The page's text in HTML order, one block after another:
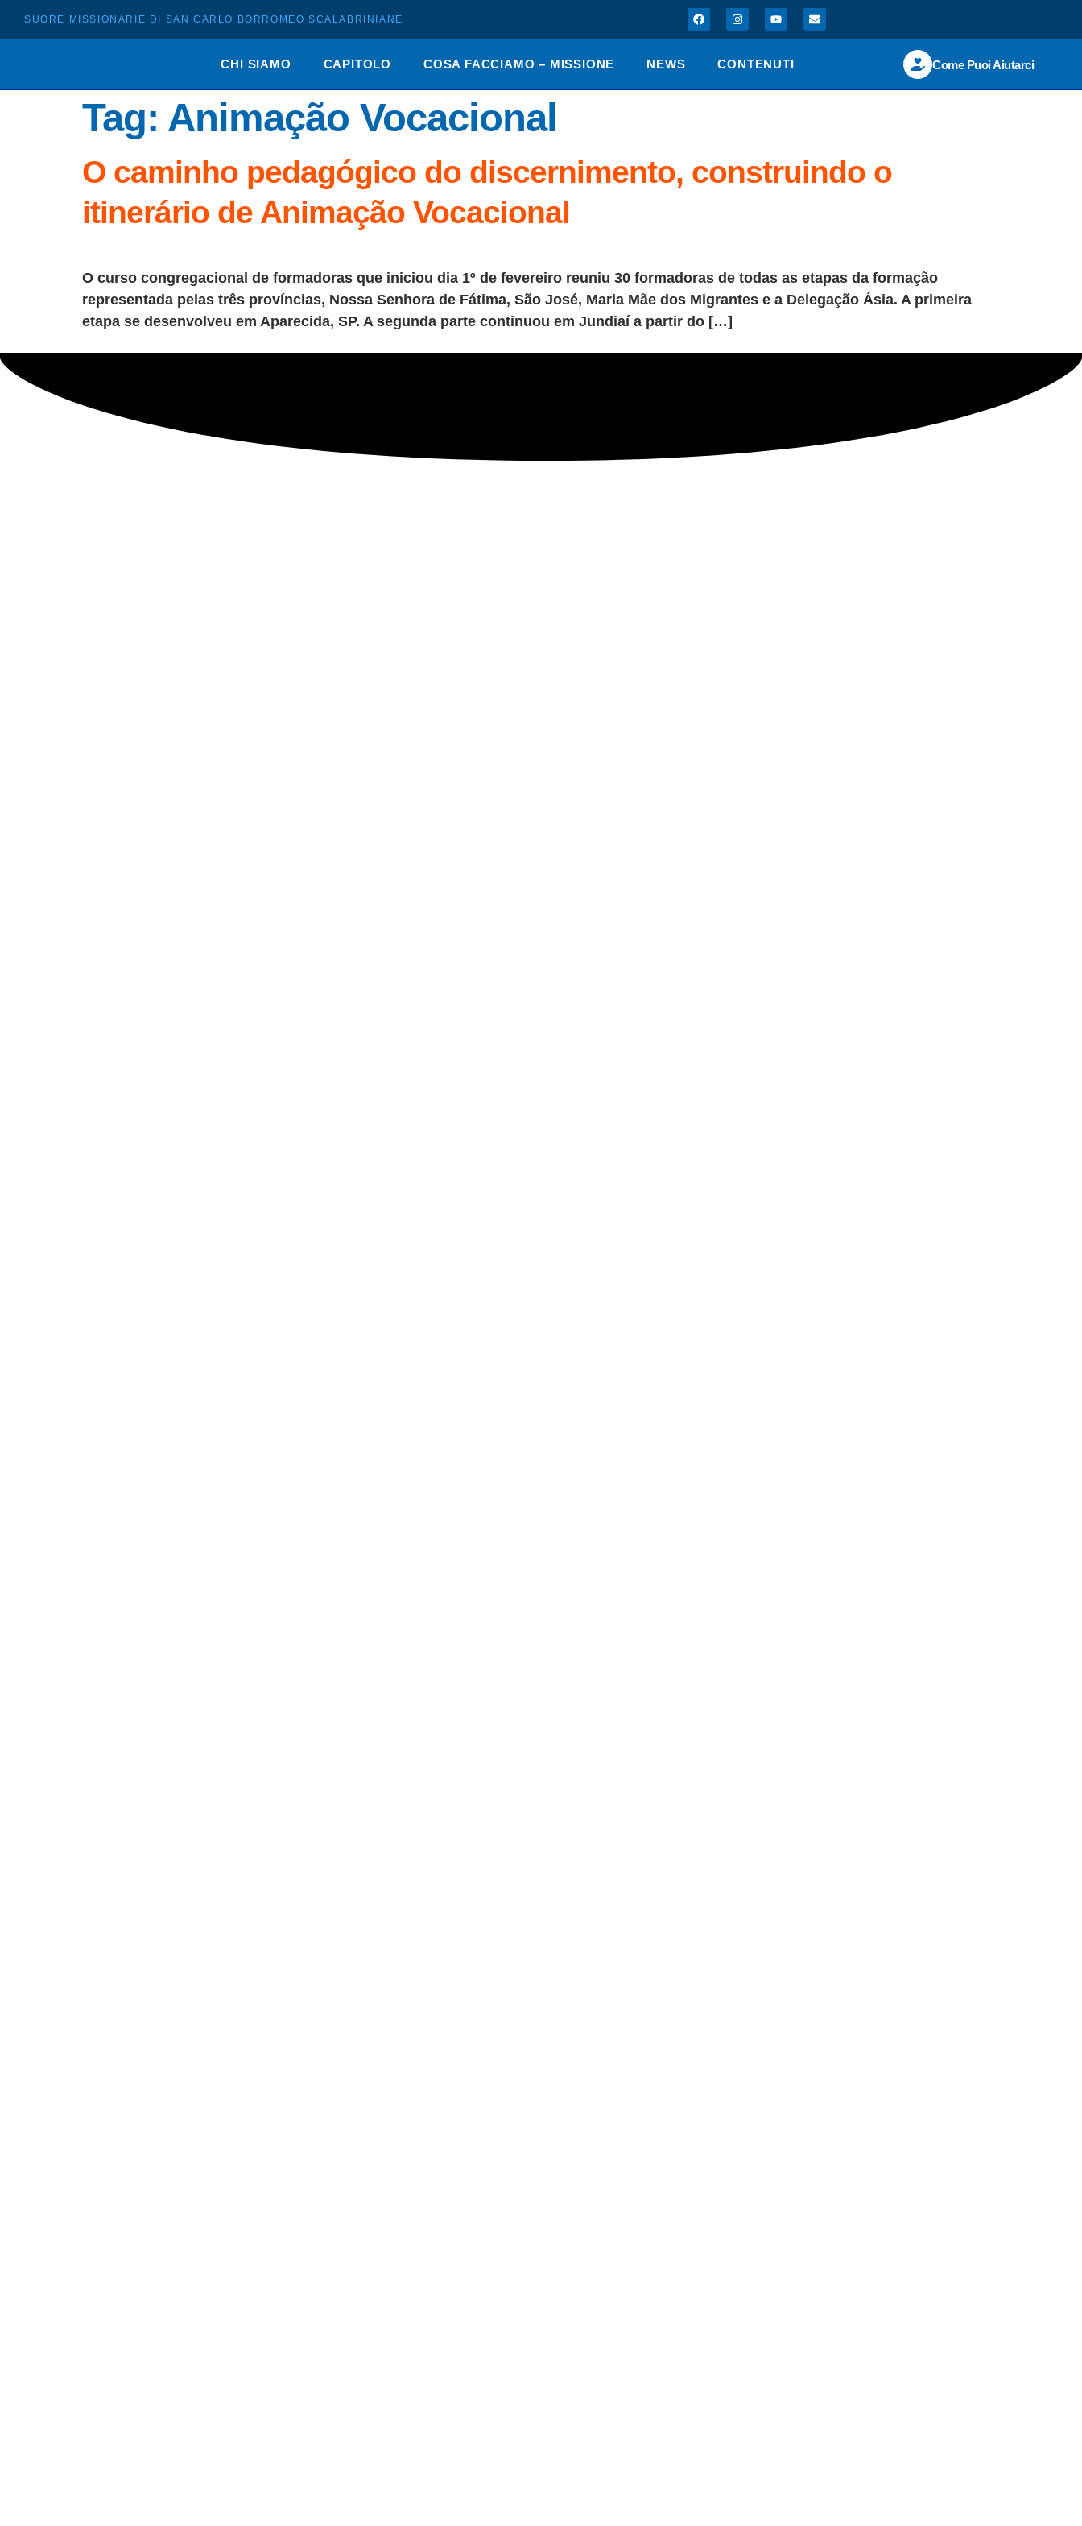
SUORE MISSIONARIE DI SAN CARLO BORROMEO SCALABRINIANE
CHI SIAMO CAPITOLO COSA FACCIAMO – MISSIONE NEWS CONTENUTI Come Puoi Aiutarci
Tag: Animação Vocacional
O caminho pedagógico do discernimento, construindo o
itinerário de Animação Vocacional
O curso congregacional de formadoras que iniciou dia 1º de fevereiro reuniu 30 formadoras de todas as etapas da formação
representada pelas três províncias, Nossa Senhora de Fátima, São José, Maria Mãe dos Migrantes e a Delegação Ásia. A primeira
etapa se desenvolveu em Aparecida, SP. A segunda parte continuou em Jundiaí a partir do […]